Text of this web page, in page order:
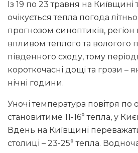
Із 19 по 23 травня на Київщині
очікується тепла погода
прогнозом синоптиків,
впливом теплого та вологого
південного сходу, тому
короткочасні дощі та грози –
нічні години.
Уночі температура повітря по
становитиме 11-16° тепла, у
Вдень на Київщині
столиці – 23-25° тепла.